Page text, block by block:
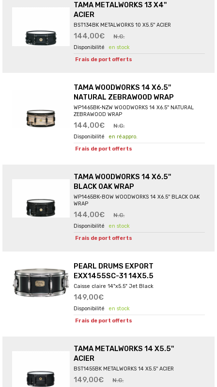
TAMA METALWORKS 13 X4''
ACIER
BST134BK METALWORKS 10 X5.5'' ACIER
144,00€ N.C.
en stock
Frais de port offerts
TAMA WOODWORKS 14 X6.5''
NATURAL ZEBRAWOOD WRAP
WP1465BK-NZW WOODWORKS 14 X6.5'' NATURAL
ZEBRAWOOD WRAP
144,00€ N.C.
en réappro.
Frais de port offerts
TAMA WOODWORKS 14 X6.5''
BLACK OAK WRAP
WP1465BK-BOW WOODWORKS 14 X6.5'' BLACK OAK
WRAP
144,00€ N.C.
en stock
Frais de port offerts
PEARL DRUMS EXPORT
EXX1455SC-31 14X5.5
Caisse claire 14"x5.5" Jet Black
149,00€
en stock
Frais de port offerts
TAMA METALWORKS 14 X5.5''
ACIER
BST1455BK METALWORKS 14 X5.5'' ACIER
149,00€ N.C.